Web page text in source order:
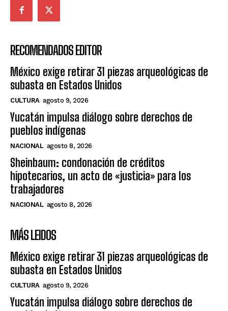
RECOMENDADOS EDITOR
México exige retirar 31 piezas arqueológicas de
subasta en Estados Unidos
CULTURA agosto 9, 2026
Yucatán impulsa diálogo sobre derechos de
pueblos indígenas
NACIONAL agosto 8, 2026
Sheinbaum: condonación de créditos
hipotecarios, un acto de «justicia» para los
trabajadores
NACIONAL agosto 8, 2026
MÁS LEIDOS
México exige retirar 31 piezas arqueológicas de
subasta en Estados Unidos
CULTURA agosto 9, 2026
Yucatán impulsa diálogo sobre derechos de